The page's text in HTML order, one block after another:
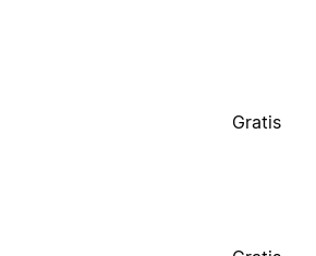
Gratis